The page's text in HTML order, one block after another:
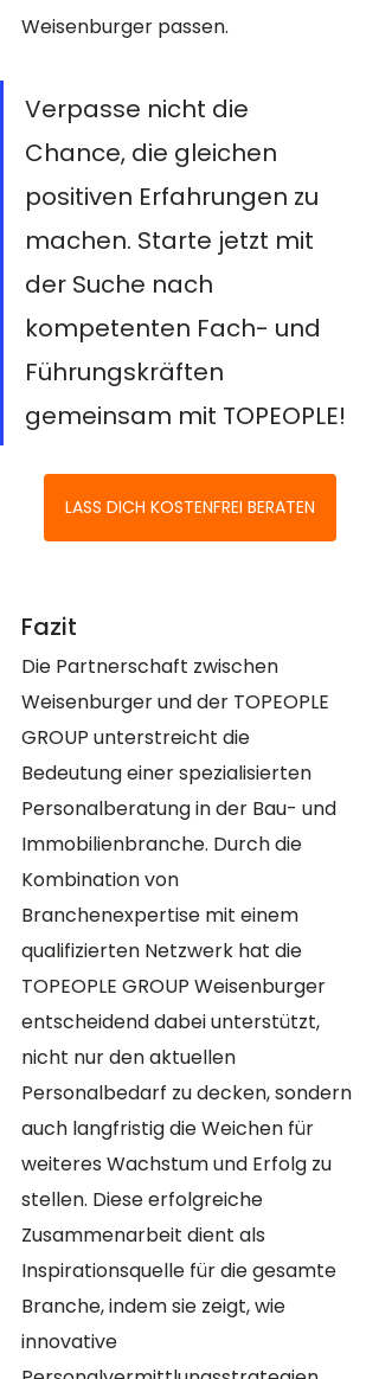
Weisenburger passen.
Verpasse nicht die
Chance, die gleichen
positiven Erfahrungen zu
machen. Starte jetzt mit
der Suche nach
kompetenten Fach- und
Führungskräften
gemeinsam mit TOPEOPLE!
LASS DICH KOSTENFREI BERATEN
Fazit
Die Partnerschaft zwischen
Weisenburger und der TOPEOPLE
GROUP unterstreicht die
Bedeutung einer spezialisierten
Personalberatung in der Bau- und
Immobilienbranche. Durch die
Kombination von
Branchenexpertise mit einem
qualifizierten Netzwerk hat die
TOPEOPLE GROUP Weisenburger
entscheidend dabei unterstützt,
nicht nur den aktuellen
Personalbedarf zu decken, sondern
auch langfristig die Weichen für
weiteres Wachstum und Erfolg zu
stellen. Diese erfolgreiche
Zusammenarbeit dient als
Inspirationsquelle für die gesamte
Branche, indem sie zeigt, wie
innovative